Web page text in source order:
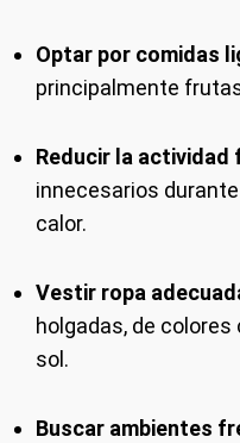
Optar por comidas
principalmente
Reducir la actividad
innecesarios
calor.
Vestir ropa
holgadas, de
sol.
Buscar ambientes